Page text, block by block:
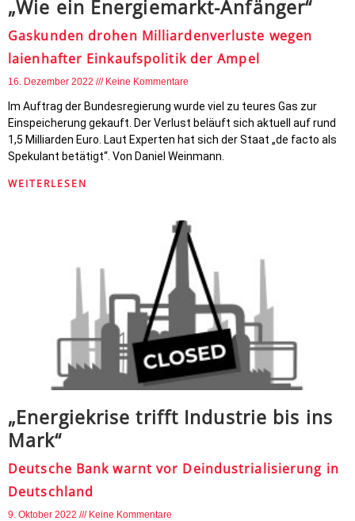
„Wie ein Energiemarkt-Anfänger“
Gaskunden drohen Milliardenverluste wegen
laienhafter Einkaufspolitik der Ampel
16. Dezember 2022 Keine Kommentare
Im Auftrag der Bundesregierung wurde viel zu teures Gas zur
Einspeicherung gekauft. Der Verlust beläuft sich aktuell auf rund
1,5 Milliarden Euro. Laut Experten hat sich der Staat „de facto als
Spekulant betätigt“. Von Daniel Weinmann.
WEITERLESEN
„Energiekrise trifft Industrie bis ins
Mark“
Deutsche Bank warnt vor Deindustrialisierung in
Deutschland
9. Oktober 2022 Keine Kommentare